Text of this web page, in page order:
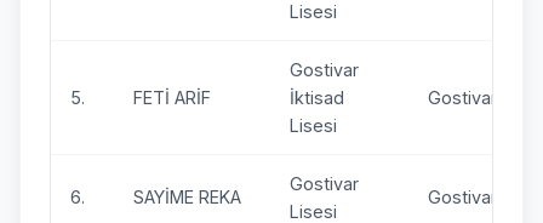
Lisesi
5. FETİ ARİF
Gostivar
İktisad
Lisesi
Gostivar
6. SAYİME REKA
Gostivar
Lisesi
Gostivar